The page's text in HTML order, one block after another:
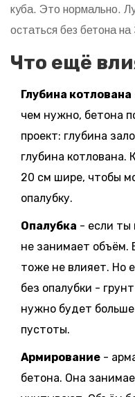
куба. Это нормально.
остаться без бетона
Что ещё
Глубина котлована
чем нужно, бетона
проект: глубина
глубина котлована.
20 см шире, чтобы
опалубку.
Опалубка - если ты
не занимает объём.
тоже не влияет. Но
без опалубки -
нужно будет
пустоты.
Армирование -
бетона. Она